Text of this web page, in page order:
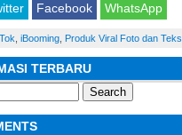
Facebook WhatsApp
iBooming, Produk Viral Foto dan Teks
TERBARU